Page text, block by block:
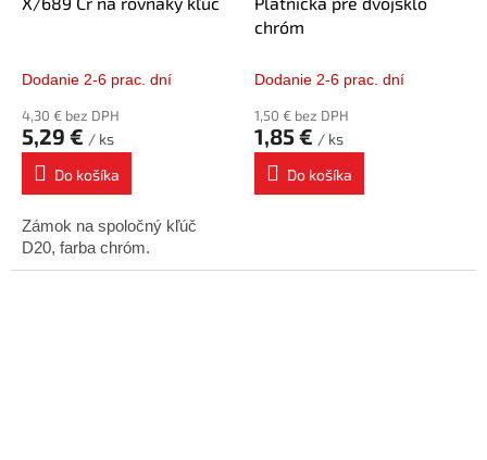
Dodanie 2-6 prac. dní
4,30 € bez DPH
5,29 € / ks
Do košíka
Zámok na spoločný kľúč
D20, farba chróm.
chróm
Dodanie 2-6 prac. dní
1,50 € bez DPH
1,85 € / ks
Do košíka